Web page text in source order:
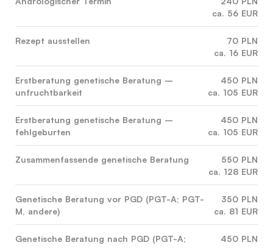
ca. 56 EUR
Rezept ausstellen
70 PLN
ca. 16 EUR
Erstberatung genetische Beratung –
unfruchtbarkeit
450 PLN
ca. 105 EUR
Erstberatung genetische Beratung –
fehlgeburten
450 PLN
ca. 105 EUR
Zusammenfassende genetische Beratung
550 PLN
ca. 128 EUR
Genetische Beratung vor PGD (PGT-A; PGT-
M, andere)
350 PLN
ca. 81 EUR
Genetische Beratung nach PGD (PGT-A;
450 PLN